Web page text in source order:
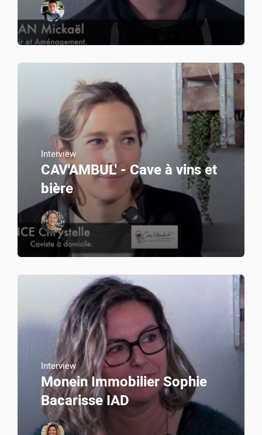
Interview
CAV'AMBUL' - Cave à vins et
bière
Interview
Monein Immobilier Sophie
Bacarisse IAD